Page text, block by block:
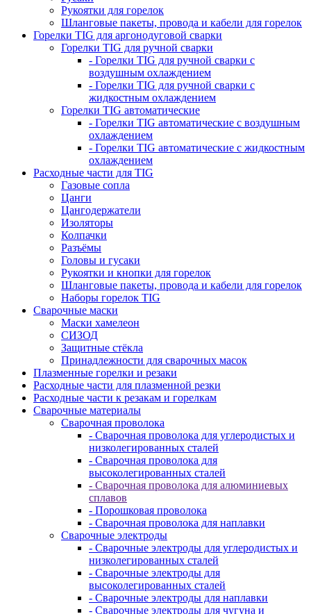
Рукоятки для горелок
Шланговые пакеты, провода и кабели для горелок
Горелки TIG для аргонодуговой сварки
Горелки TIG для ручной сварки
- Горелки TIG для ручной сварки с
воздушным охлаждением
- Горелки TIG для ручной сварки с
жидкостным охлаждением
Горелки TIG автоматические
- Горелки TIG автоматические с воздушным
охлаждением
- Горелки TIG автоматические с жидкостным
охлаждением
Расходные части для TIG
Газовые сопла
Цанги
Цангодержатели
Изоляторы
Колпачки
Разъёмы
Головы и гусаки
Рукоятки и кнопки для горелок
Шланговые пакеты, провода и кабели для горелок
Наборы горелок TIG
Сварочные маски
Маски хамелеон
СИЗОД
Защитные стёкла
Принадлежности для сварочных масок
Плазменные горелки и резаки
Расходные части для плазменной резки
Расходные части к резакам и горелкам
Сварочные материалы
Сварочная проволока
- Сварочная проволока для углеродистых и
низколегированных сталей
- Сварочная проволока для
высоколегированных сталей
- Сварочная проволока для алюминиевых
сплавов
- Порошковая проволока
- Сварочная проволока для наплавки
Сварочные электроды
- Сварочные электроды для углеродистых и
низколегированных сталей
- Сварочные электроды для
высоколегированных сталей
- Сварочные электроды для наплавки
- Сварочные электроды для чугуна и